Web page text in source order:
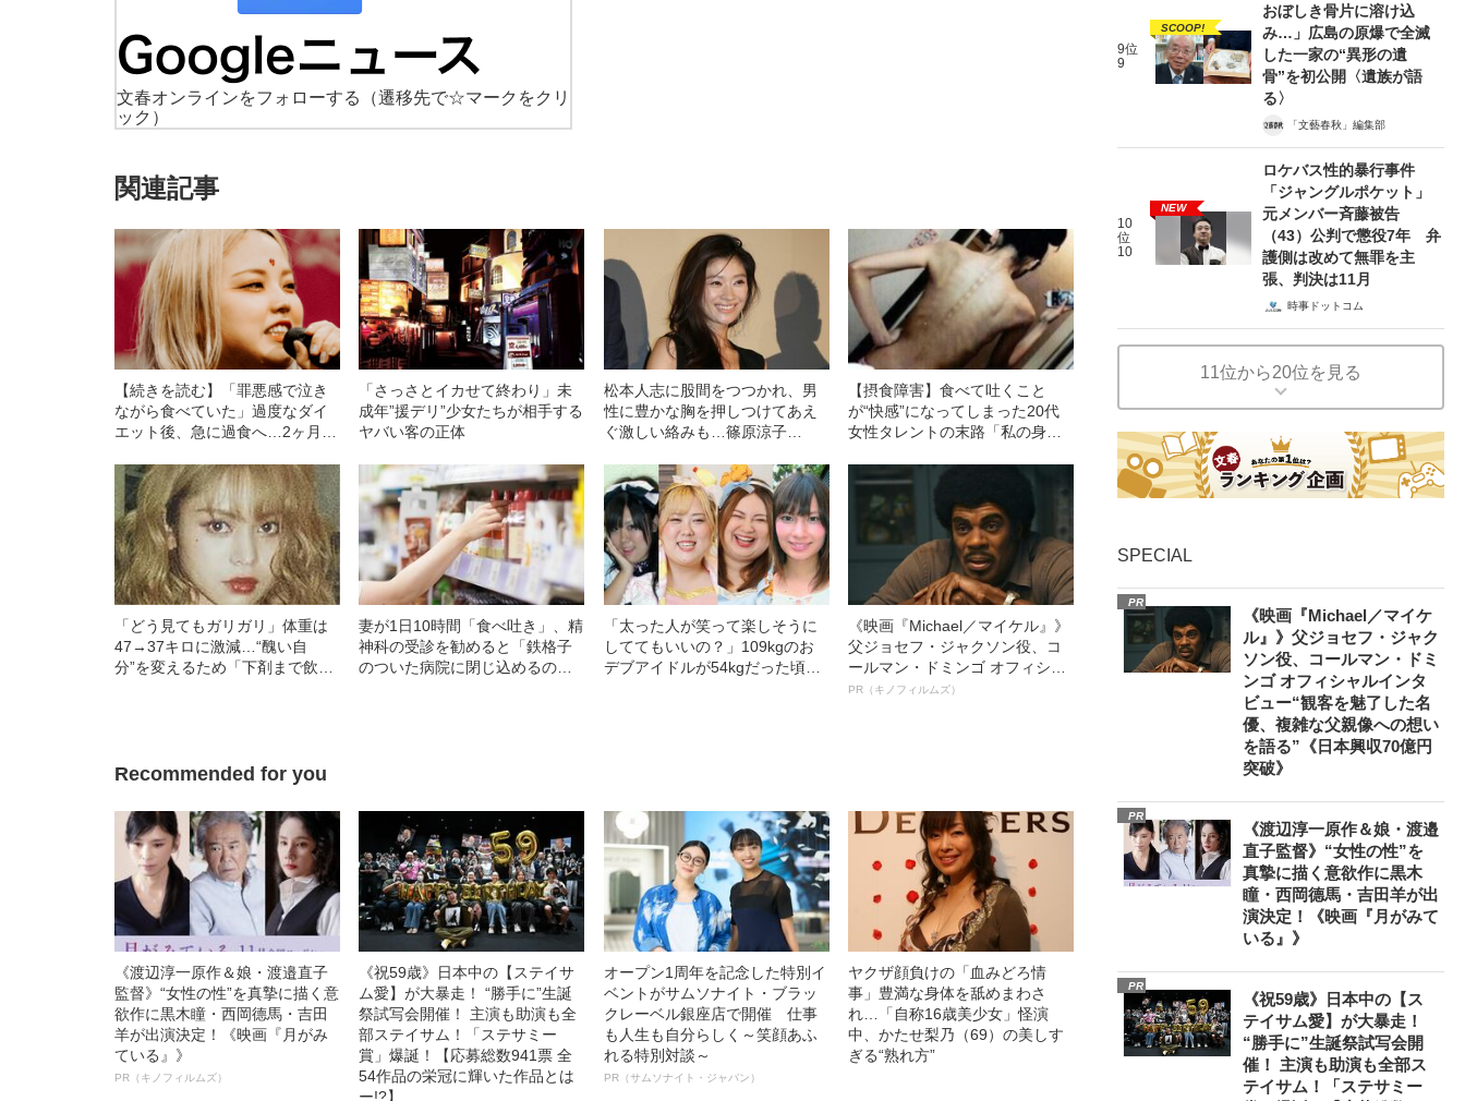
文春オンラインをフォローする
（遷移先で☆マークをクリ
ック）
関連記事
【続きを読む】「罪悪感で泣き
ながら食べていた」過度なダイ
エット後、急に過食へ…2ヶ月で
る、克服するまでの1年間〈39キ
ロ→62キロ〉
「さっさとイカせて終わり」未
成年”援デリ”少女たちが相手する
ヤバい客の正体
松本人志に股間をつつかれ、男
性に豊かな胸を押しつけてあえ
ぐ激しい絡みも…篠原涼子
優人生
【摂食障害】食べて吐くこと
が“快感”になってしまった20代
女性タレントの末路「私の身体
ていった」
「どう見てもガリガリ」体重は
47→37キロに激減…“醜い自
分”を変えるため「下剤まで飲ん
妻が1日10時間「食べ吐き」、精
神科の受診を勧めると「鉄格子
のついた病院に閉じ込めるの
「太った人が笑って楽しそうに
しててもいいの？」109kgのお
デブアイドルが54kgだった頃
《映画『Michael／マイケル』》
父ジョセフ・ジャクソン役、コ
ールマン・ドミンゴ オフィシャ
ルインタビュー“観客を魅了した
PR（キノフィルムズ）
Recommended for you
《渡辺淳一原作＆娘・渡邉直子
監督》“女性の性”を真摯に描く意
欲作に黒木瞳・西岡德馬・吉田
羊が出演決定！《映画『月がみ
ている』》
PR（キノフィルムズ）
《祝59歳》日本中の【ステイサ
ム愛】が大暴走！ “勝手に”生誕
祭試写会開催！ 主演も助演も全
部ステイサム！「ステサミー
賞」爆誕！【応募総数941票 全
54作品の栄冠に輝いた作品とは
ー!?】
オープン1周年を記念した特別イ
ベントがサムソナイト・ブラッ
クレーベル銀座店で開催 仕事
も人生も自分らしく～笑顔あふ
れる特別対談～
PR（サムソナイト・ジャパン）
ヤクザ顔負けの「血みどろ情
事」豊満な身体を舐めまわさ
れ…「自称16歳美少女」怪演
中、かたせ梨乃（69）の美しす
ぎる“熟れ方”
9位
9
SCOOP!
おぼしき骨片に溶け込
み…」広島の原爆で全滅
した一家の“異形の遺
骨”を初公開〈遺族が語
る〉
「文藝春秋」編集部
10
位
10
NEW
ロケバス性的暴行事件
「ジャングルポケット」
元メンバー斉藤被告
（43）公判で懲役7年 弁
護側は改めて無罪を主
張、判決は11月
時事ドットコム
11位から20位を見る
SPECIAL
PR
《映画『Michael／マイケ
ル』》父ジョセフ・ジャク
ソン役、コールマン・ドミ
ンゴ オフィシャルインタ
ビュー“観客を魅了した名
優、複雑な父親像への想い
を語る”《日本興収70億円
突破》
PR
《渡辺淳一原作＆娘・渡邉
直子監督》“女性の性”を
真摯に描く意欲作に黒木
瞳・西岡德馬・吉田羊が出
演決定！《映画『月がみて
いる』》
PR
《祝59歳》日本中の【ス
テイサム愛】が大暴走！
“勝手に”生誕祭試写会開
催！ 主演も助演も全部ス
テイサム！「ステサミー